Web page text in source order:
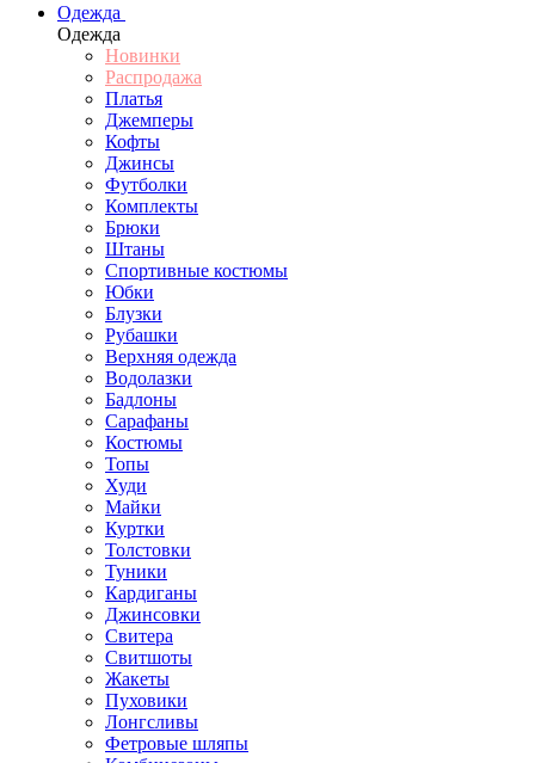
Одежда
Одежда
Новинки
Распродажа
Платья
Джемперы
Кофты
Джинсы
Футболки
Комплекты
Брюки
Штаны
Спортивные костюмы
Юбки
Блузки
Рубашки
Верхняя одежда
Водолазки
Бадлоны
Сарафаны
Костюмы
Топы
Худи
Майки
Куртки
Толстовки
Туники
Кардиганы
Джинсовки
Свитера
Свитшоты
Жакеты
Пуховики
Лонгсливы
Фетровые шляпы